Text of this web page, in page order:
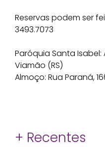
Reservas podem ser
3493.7073
Paróquia Santa Isabel:
Viamão (RS)
Almoço: Rua Paraná,
+ Recentes